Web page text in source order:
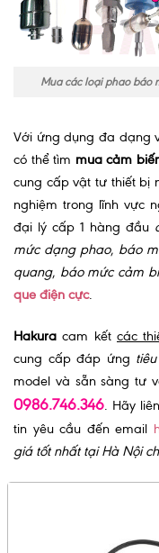
Mua các loại phao báo
Với ứng dụng đa dạng
có thể tìm mua cảm
cung cấp vật tư thiết bị
nghiệm trong lĩnh vực
đại lý cấp 1 hàng đầu
mức dạng phao, báo
quang, báo mức cảm
que điện cực.
Hakura cam kết các
cung cấp đáp ứng
model và sẵn sàng tư
0986.746.346. Hãy
tin yêu cầu đến email
giá tốt nhất tại Hà Nội